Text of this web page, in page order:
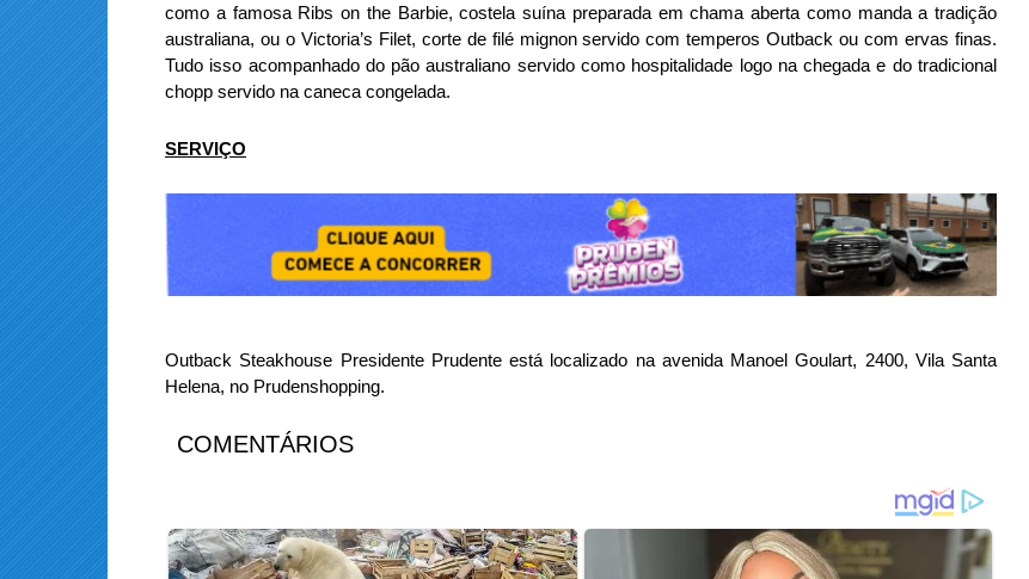
como a famosa Ribs on the Barbie, costela suína preparada em chama aberta como manda a tradição
australiana, ou o Victoria’s Filet, corte de filé mignon servido com temperos Outback ou com ervas finas.
Tudo isso acompanhado do pão australiano servido como hospitalidade logo na chegada e do tradicional
chopp servido na caneca congelada.
SERVIÇO
Outback Steakhouse Presidente Prudente está localizado na avenida Manoel Goulart, 2400, Vila Santa
Helena, no Prudenshopping.
COMENTÁRIOS